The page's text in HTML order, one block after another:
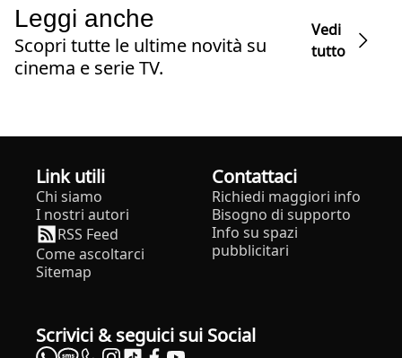
Leggi anche
Scopri tutte le ultime novità su
cinema e serie TV.
Vedi
tutto
Link utili
Chi siamo
I nostri autori
RSS Feed
Come ascoltarci
Sitemap
Contattaci
Richiedi maggiori info
Bisogno di supporto
Info su spazi
pubblicitari
Scrivici & seguici sui Social